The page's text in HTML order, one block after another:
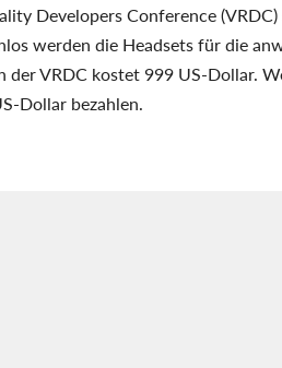
Developers Conference
werden die Headsets für die
der VRDC kostet 999 US-Dollar.
Dollar bezahlen.